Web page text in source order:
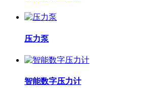
压力泵
智能数字压力计